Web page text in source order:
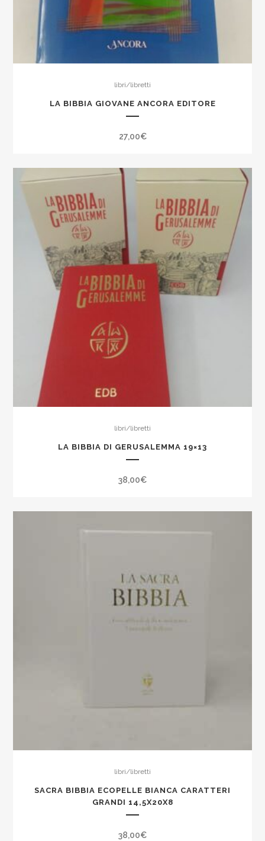
libri/libretti
LA BIBBIA GIOVANE ANCORA EDITORE
27,00€
libri/libretti
LA BIBBIA DI GERUSALEMMA 19×13
38,00€
libri/libretti
SACRA BIBBIA ECOPELLE BIANCA CARATTERI
GRANDI 14,5X20X8
38,00€